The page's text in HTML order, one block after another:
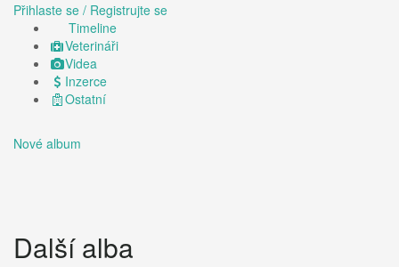
Přihlaste se / Registrujte se
Timeline
Veterináři
Videa
Inzerce
Ostatní
Nové album
Další alba